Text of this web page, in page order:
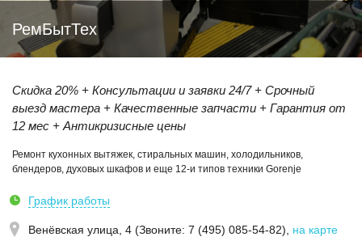
РемБытТех
Скидка 20% + Консультации и заявки 24/7 + Срочный
выезд мастера + Качественные запчасти + Гарантия от
12 мес + Антикризисные цены
Ремонт кухонных вытяжек, стиральных машин, холодильников,
блендеров, духовых шкафов и еще 12-и типов техники Gorenje
График работы
Венёвская улица, 4 (Звoнитe: 7 (495) 085-54-82) на карте